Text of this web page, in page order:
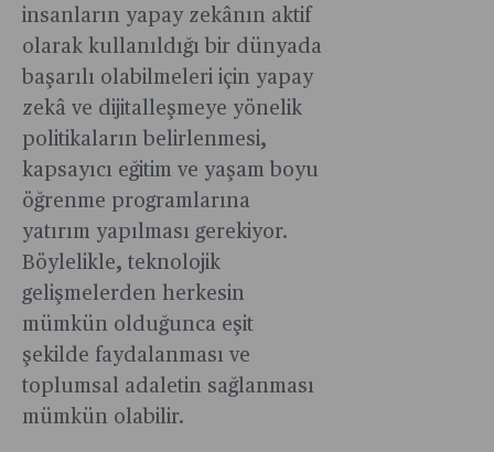
insanların yapay zekânın aktif
olarak kullanıldığı bir dünyada
başarılı olabilmeleri için yapay
zekâ ve dijitalleşmeye yönelik
politikaların belirlenmesi,
kapsayıcı eğitim ve yaşam boyu
öğrenme programlarına
yatırım yapılması gerekiyor.
Böylelikle, teknolojik
gelişmelerden herkesin
mümkün olduğunca eşit
şekilde faydalanması ve
toplumsal adaletin sağlanması
mümkün olabilir.